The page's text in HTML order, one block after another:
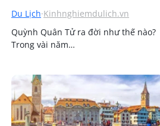
Du Lịch·Kinhnghiemdulich.vn
Quỳnh Quân Tử ra đời như thế nào?
Trong vài năm…